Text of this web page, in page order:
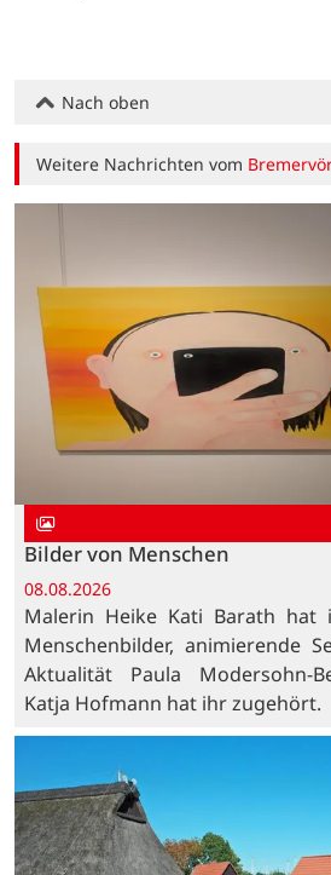
Nach oben
Weitere Nachrichten vom
Bilder von Menschen
08.08.2026
Malerin Heike Kati Barath hat
Menschenbilder, animierende
Aktualität Paula Modersohn-
Katja Hofmann hat ihr zugehört.